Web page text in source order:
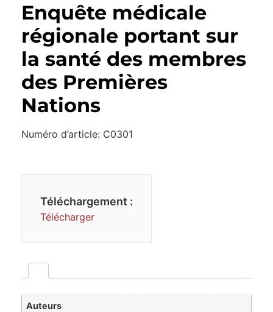
Enquête médicale
régionale portant sur
la santé des membres
des Premières
Nations
Numéro d’article: C0301
Téléchargement :
Télécharger
Auteurs